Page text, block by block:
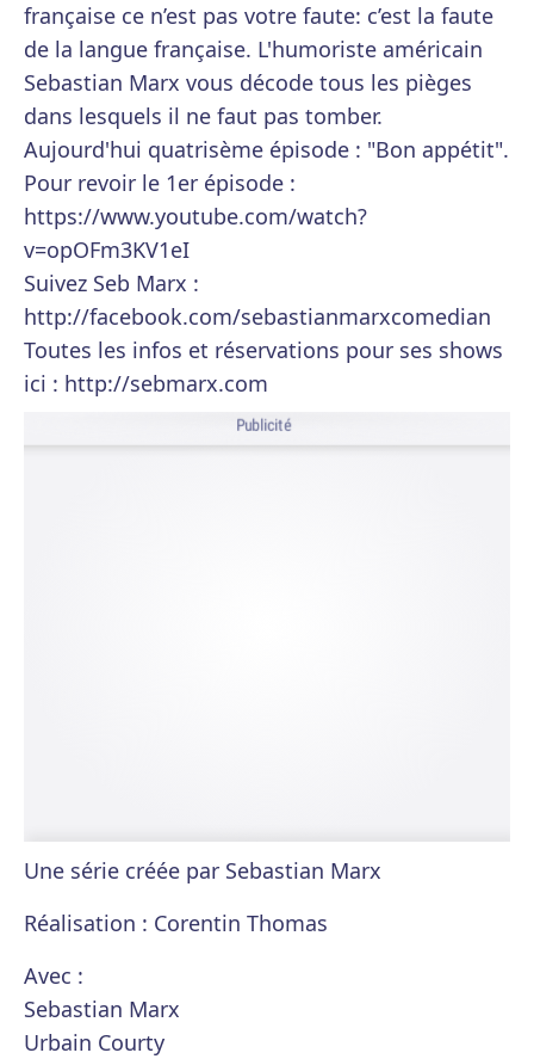
française ce n’est pas votre faute: c’est la faute
de la langue française. L'humoriste américain
Sebastian Marx vous décode tous les pièges
dans lesquels il ne faut pas tomber.
Aujourd'hui quatrisème épisode : "Bon appétit".
Pour revoir le 1er épisode :
https://www.youtube.com/watch?
v=opOFm3KV1eI
Suivez Seb Marx :
http://facebook.com/sebastianmarxcomedian
Toutes les infos et réservations pour ses shows
ici : http://sebmarx.com
Publicité
Une série créée par Sebastian Marx
Réalisation : Corentin Thomas
Avec :
Sebastian Marx
Urbain Courty